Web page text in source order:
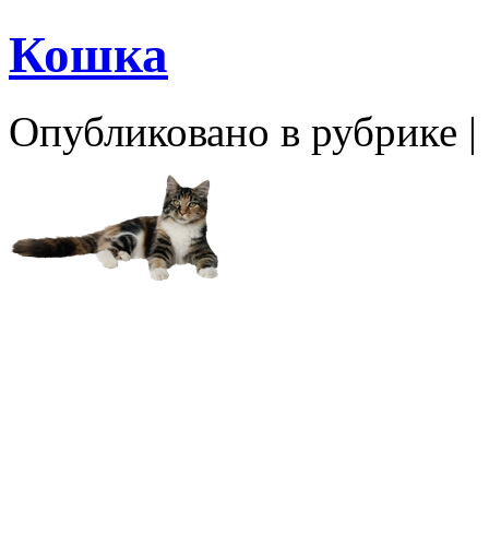
Кошка
Опубликовано в рубрике |